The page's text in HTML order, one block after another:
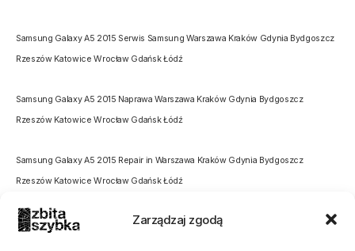
Zarządzaj zgodą
Samsung Galaxy A5 2015 Serwis Samsung Warszawa Kraków Gdynia Bydgoszcz
Rzeszów Katowice Wrocław Gdańsk Łódź
Samsung Galaxy A5 2015 Naprawa Warszawa Kraków Gdynia Bydgoszcz
Rzeszów Katowice Wrocław Gdańsk Łódź
Samsung Galaxy A5 2015 Repair in Warszawa Kraków Gdynia Bydgoszcz
Rzeszów Katowice Wrocław Gdańsk Łódź